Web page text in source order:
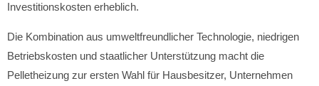
Investitionskosten erheblich.
Die Kombination aus umweltfreundlicher Technologie, niedrigen
Betriebskosten und staatlicher Unterstützung macht die
Pelletheizung zur ersten Wahl für Hausbesitzer, Unternehmen